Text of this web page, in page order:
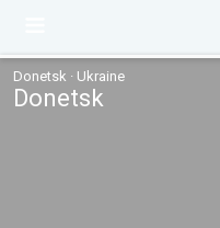
Donetsk · Ukraine
Donetsk